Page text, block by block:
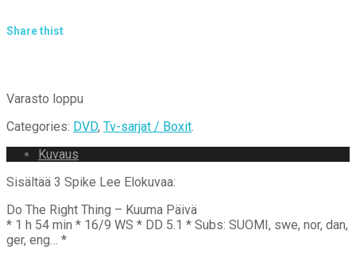
Share thist
Varasto loppu
Categories: DVD, Tv-sarjat / Boxit
Kuvaus
Sisältää 3 Spike Lee Elokuvaa:
Do The Right Thing – Kuuma Päivä
* 1 h 54 min * 16/9 WS * DD 5.1 * Subs: SUOMI, swe, nor, dan,
ger, eng… *